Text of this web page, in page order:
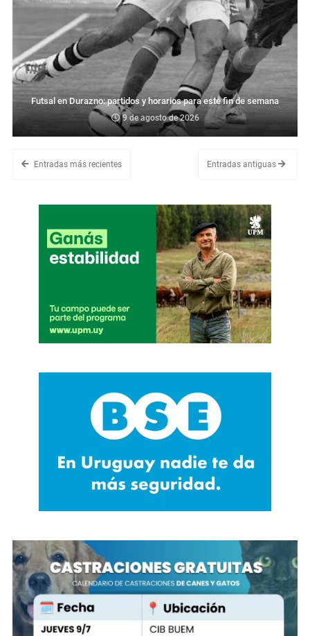
Futsal en Durazno: partidos y horarios para este fin de semana
9 de agosto de 2026
Entradas más recientes Entradas antiguas